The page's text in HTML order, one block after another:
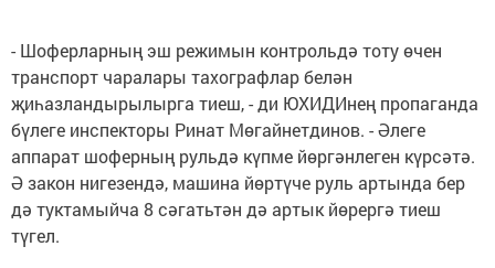
- Шоферларның эш режимын контрольдә тоту өчен
транспорт чаралары тахографлар белән
җиһазландырылырга тиеш, - ди ЮХИДИнең пропаганда
бүлеге инспекторы Ринат Мөгайнетдинов. - Әлеге
аппарат шоферның рульдә күпме йөргәнлеген күрсәтә.
Ә закон нигезендә, машина йөртүче руль артында бер
дә туктамыйча 8 сәгатьтән дә артык йөрергә тиеш
түгел.